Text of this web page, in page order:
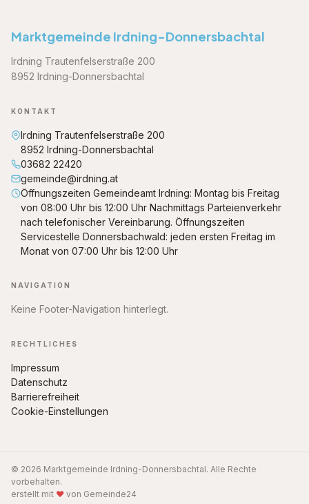
Marktgemeinde Irdning-Donnersbachtal
Irdning Trautenfelserstraße 200
8952 Irdning-Donnersbachtal
KONTAKT
Irdning Trautenfelserstraße 200
8952 Irdning-Donnersbachtal
03682 22420
gemeinde@irdning.at
Öffnungszeiten Gemeindeamt Irdning: Montag bis Freitag
von 08:00 Uhr bis 12:00 Uhr Nachmittags Parteienverkehr
nach telefonischer Vereinbarung. Öffnungszeiten
Servicestelle Donnersbachwald: jeden ersten Freitag im
Monat von 07:00 Uhr bis 12:00 Uhr
NAVIGATION
Keine Footer-Navigation hinterlegt.
RECHTLICHES
Impressum
Datenschutz
Barrierefreiheit
Cookie-Einstellungen
© 2026 Marktgemeinde Irdning-Donnersbachtal. Alle Rechte
vorbehalten.
erstellt mit ♥ von Gemeinde24